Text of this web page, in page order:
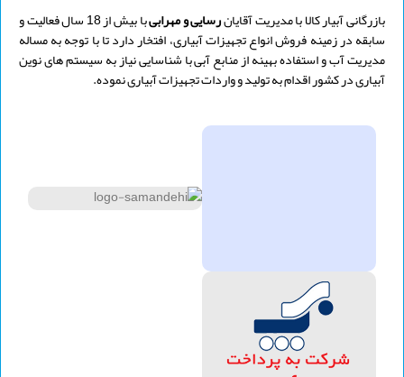
بازرگانی آبیار کالا با مدیریتآقایانرسایی ومهرابی با بیش از 18 سال فعالیت و
سابقه در زمینه فروش انواع تجهیزات آبیاری، افتخار دارد تا با توجه به مساله
مدیریت آب و استفاده بهینه از منابع آبی با شناسایی نیاز به سیستم های نوین
آبیاری در کشور اقدام به تولید و واردات تجهیزات آبیاری نموده.